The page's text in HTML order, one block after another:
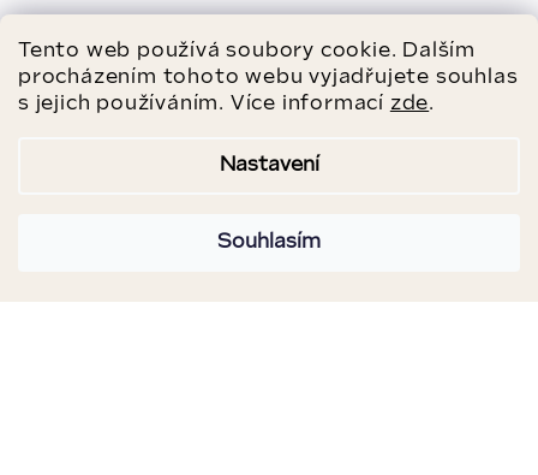
Tento web používá soubory cookie. Dalším
procházením tohoto webu vyjadřujete souhlas
s jejich používáním. Více informací zde.
Nastavení
Souhlasím